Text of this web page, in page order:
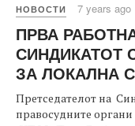
НОВОСТИ 7 years ago
ПРВА
СИНДИКАТОТ
ЗА ЛОКАЛНА
Претседателот на
правосудните